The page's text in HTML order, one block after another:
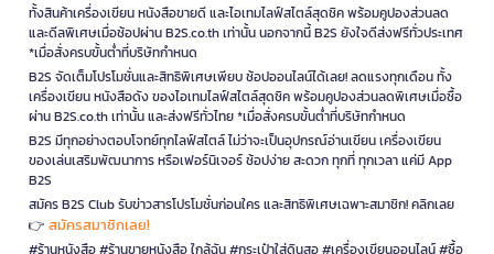
ทั้งสินค้าเครื่องเขียน หนังสือขายดี และไอเทมไลฟ์สไตล์สุดชิค พร้อมคูปองส่วนลด
และดีลพิเศษเมื่อช้อปผ่าน B2S.co.th เท่านั้น นอกจากนี้ B2S ยังใจดีส่งฟรีทั่วประเทศ
*เมื่อสั่งครบขั้นต่ำที่บริษัทกำหนด
B2S จัดเต็มโปรโมชั่นและสิทธิพิเศษเพียบ ช้อปออนไลน์ได้เลย! ลดแรงทุกเดือน ทั้ง
เครื่องเขียน หนังสือดัง ของไอเทมไลฟ์สไตล์สุดชิค พร้อมคูปองส่วนลดพิเศษเมื่อซื้อ
ผ่าน B2S.co.th เท่านั้น และส่งฟรีทั่วไทย *เมื่อสั่งครบขั้นต่ำที่บริษัทกำหนด
B2S มีทุกอย่างตอบโจทย์ทุกไลฟ์สไตล์ ไม่ว่าจะเป็นอุปกรณ์อ่านเขียน เครื่องเขียน
ของเล่นเสริมพัฒนาการ หรือเฟอร์นิเจอร์ ช้อปง่าย สะดวก ทุกที่ ทุกเวลา แค่มี App
B2S
สมัคร B2S Club รับข่าวสารโปรโมชั่นก่อนใคร และสิทธิพิเศษเฉพาะสมาชิก! คลิกเลย
👉 สมัครสมาชิกเลย!
#ร้านหนังสือ #ร้านขายหนังสือ ใกล้ฉัน #กระเป๋าใส่ดินสอ #เครื่องเขียนออนไลน์ #ซื้อ